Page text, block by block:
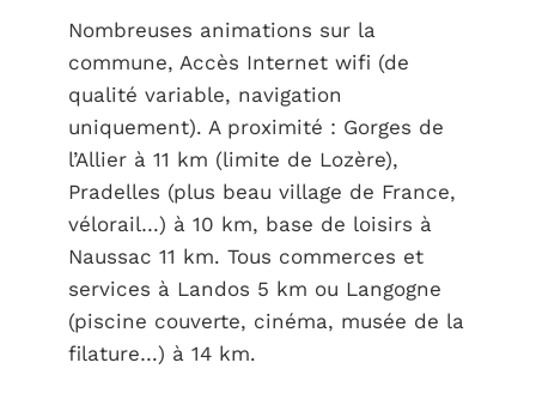
Nombreuses animations sur la
commune, Accès Internet wifi (de
qualité variable, navigation
uniquement). A proximité : Gorges de
l’Allier à 11 km (limite de Lozère),
Pradelles (plus beau village de France,
vélorail…) à 10 km, base de loisirs à
Naussac 11 km. Tous commerces et
services à Landos 5 km ou Langogne
(piscine couverte, cinéma, musée de la
filature…) à 14 km.